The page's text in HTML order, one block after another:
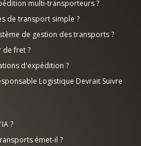
multi-transporteurs ?
de transport simple ?
de gestion des transports ?
de fret ?
d'expédition ?
Logistique Devrait Suivre
?
émet-il ?